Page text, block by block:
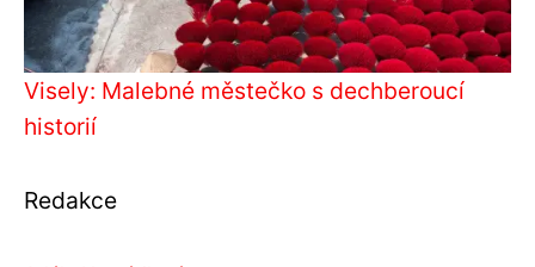
Visely: Malebné městečko s dechberoucí
historií
Redakce